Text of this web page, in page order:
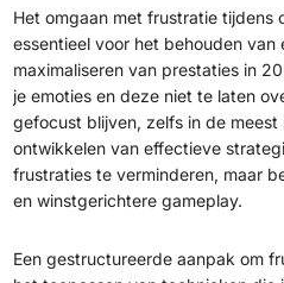
Het omgaan met frustratie tijdens
essentieel voor het behouden van
maximaliseren van prestaties in
je emoties en deze niet te laten
gefocust blijven, zelfs in de meest
ontwikkelen van effectieve
frustraties te verminderen, maar
en winstgerichtere gameplay.
Een gestructureerde aanpak om